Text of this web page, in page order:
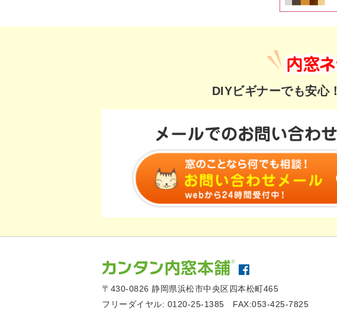
DIYビギナーでも安心！
〒430-0826 静岡県浜松市中央区四本松町465
フリーダイヤル: 0120-25-1385
FAX:053-425-7825